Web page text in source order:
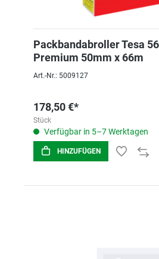
Packbandabroller Tesa
Premium 50mm x 66m
Art.-Nr.: 5009127
178,50 €*
Stück
Verfügbar in 5–7 Werktagen
HINZUFÜGEN